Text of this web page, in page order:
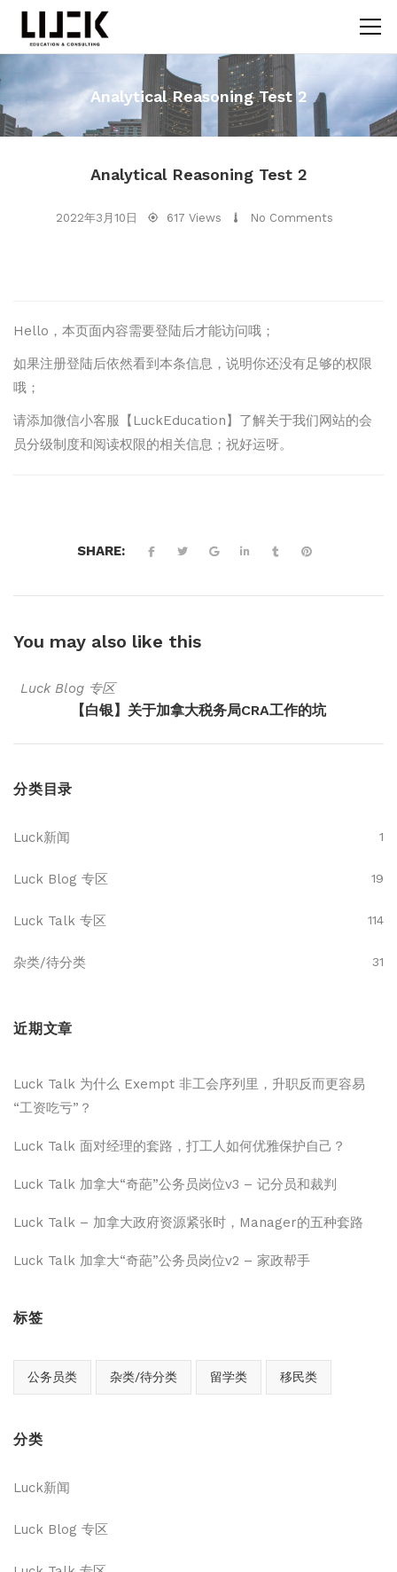
Analytical Reasoning Test 2
Analytical Reasoning Test 2
2022年3月10日 617 Views No Comments
Hello，本页面内容需要登陆后才能访问哦；
如果注册登陆后依然看到本条信息，说明你还没有足够的权限
哦；
请添加微信小客服【LuckEducation】了解关于我们网站的会
员分级制度和阅读权限的相关信息；祝好运呀。
SHARE:
You may also like this
Luck Blog 专区
【白银】关于加拿大税务局CRA工作的坑
分类目录
Luck新闻 1
Luck Blog 专区 19
Luck Talk 专区 114
杂类/待分类 31
近期文章
Luck Talk 为什么 Exempt 非工会序列里，升职反而更容易
“工资吃亏”？
Luck Talk 面对经理的套路，打工人如何优雅保护自己？
Luck Talk 加拿大“奇葩”公务员岗位v3 – 记分员和裁判
Luck Talk – 加拿大政府资源紧张时，Manager的五种套路
Luck Talk 加拿大“奇葩”公务员岗位v2 – 家政帮手
标签
公务员类 杂类/待分类 留学类 移民类
分类
Luck新闻
Luck Blog 专区